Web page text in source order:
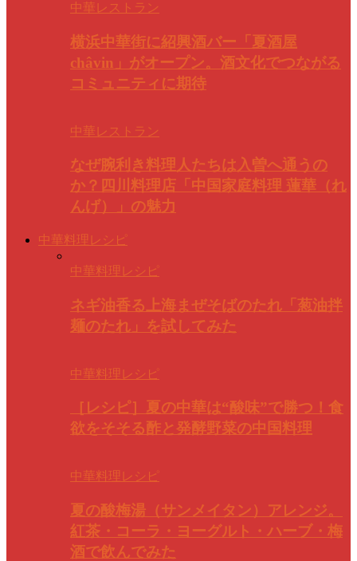
中華レストラン
横浜中華街に紹興酒バー「夏酒屋
châvin」がオープン。酒文化でつながる
コミュニティに期待
中華レストラン
なぜ腕利き料理人たちは入曽へ通うの
か？四川料理店「中国家庭料理 蓮華（れ
んげ）」の魅力
中華料理レシピ
中華料理レシピ
ネギ油香る上海まぜそばのたれ「葱油拌
麺のたれ」を試してみた
中華料理レシピ
［レシピ］夏の中華は“酸味”で勝つ！食
欲をそそる酢と発酵野菜の中国料理
中華料理レシピ
夏の酸梅湯（サンメイタン）アレンジ。
紅茶・コーラ・ヨーグルト・ハーブ・梅
酒で飲んでみた